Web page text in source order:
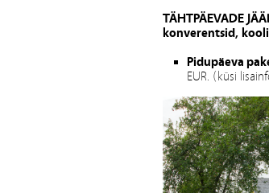
TÄHTPÄEVADE
konverentsid,
Pidupäeva
EUR. (küsi